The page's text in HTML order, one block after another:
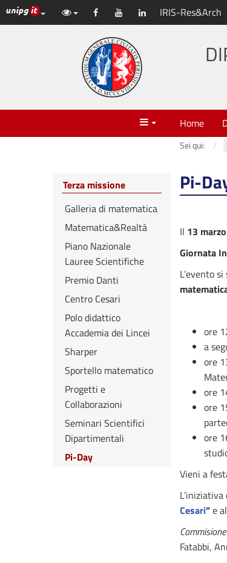
Vai
al
Link ai principali servizi web di Ateneo
Facebook YouTube LinkedIn
IRIS-Res&Arch
Menu Home
Sei qui:
Pi-
Il 13
Giornata
L’evento
ore
a
ore
ore
ore
ore
Vieni a
Cesari”e al
Fatabbi,
Terza missione
Galleria di matematica
Matematica&Realtà
Piano Nazionale
Lauree Scientifiche
Premio Danti
Centro Cesari
Polo didattico
Accademia dei Lincei
Sharper
Sportello matematico
Progetti e
Collaborazioni
Seminari Scientifici
Dipartimentali
Pi-Day